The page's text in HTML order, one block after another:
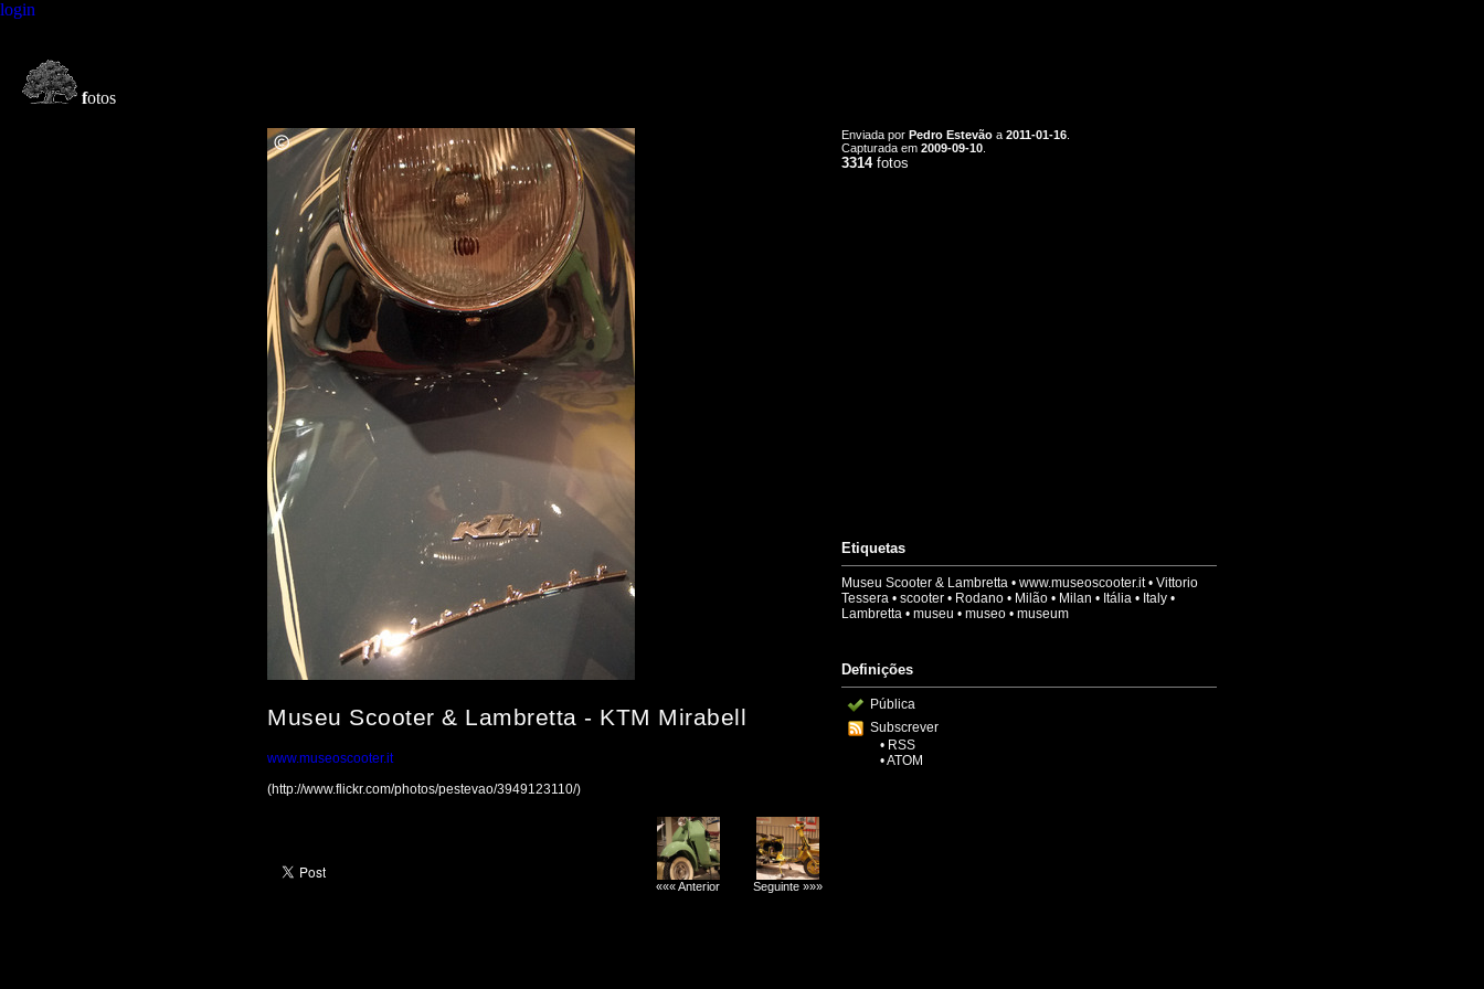
login
fotos
Museu Scooter & Lambretta - KTM Mirabell
www.museoscooter.it
(http://www.flickr.com/photos/pestevao/3949123110/)
««« Anterior Seguinte »»»
Enviada por Pedro Estevão a 2011-01-16
Capturada em 2009-09-10
3314fotos
Etiquetas
Museu Scooter & Lambretta • www.museoscooter.it• Vittorio
Tessera • scooter • Rodano • Milão • Milan • Itália • Italy •
Lambretta • museu • museo • museum
Definições
Pública
Subscrever
• RSS
•ATOM